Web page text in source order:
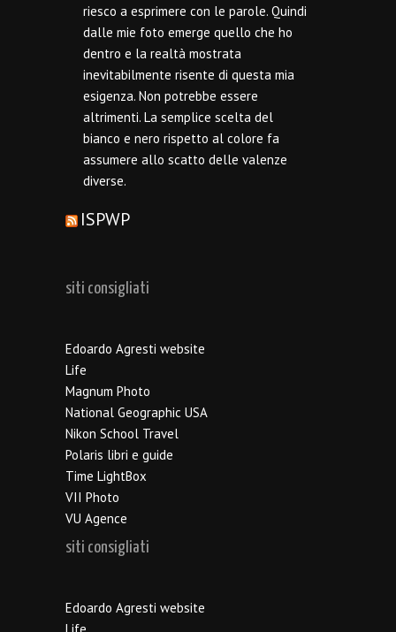
riesco a esprimere con le parole. Quindi
dalle mie foto emerge quello che ho
dentro e la realtà mostrata
inevitabilmente risente di questa mia
esigenza. Non potrebbe essere
altrimenti. La semplice scelta del
bianco e nero rispetto al colore fa
assumere allo scatto delle valenze
diverse.
ISPWP
siti consigliati
Edoardo Agresti website
Life
Magnum Photo
National Geographic USA
Nikon School Travel
Polaris libri e guide
Time LightBox
VII Photo
VU Agence
siti consigliati
Edoardo Agresti website